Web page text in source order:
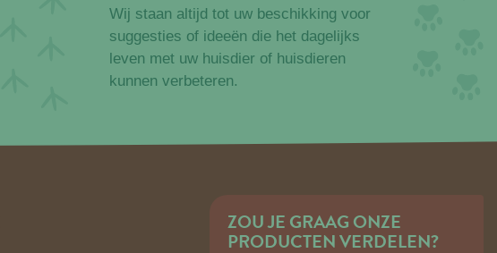
Wij staan altijd tot uw beschikking voor
suggesties of ideeën die het dagelijks
leven met uw huisdier of huisdieren
kunnen verbeteren.
ZOU JE GRAAG ONZE
PRODUCTEN VERDELEN?